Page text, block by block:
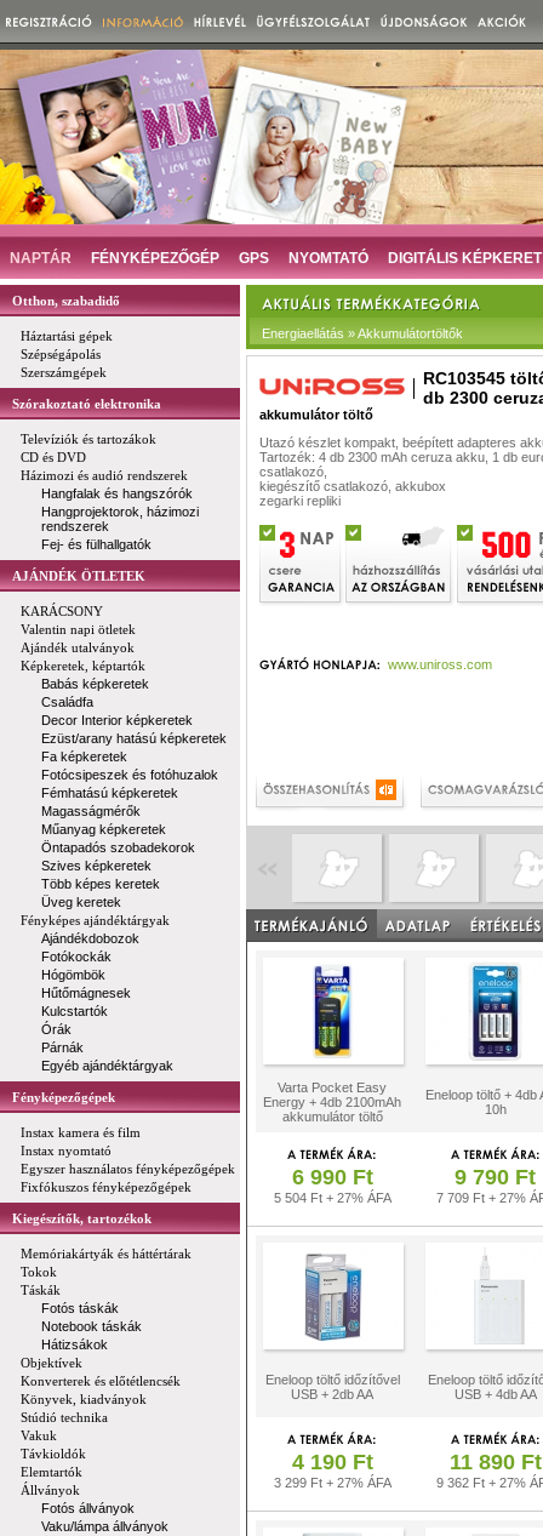
NAPTÁR FÉNYKÉPEZŐGÉP GPS NYOMTATÓ DIGITÁLIS KÉPKERET
Otthon, szabadidő
Háztartási gépek
Szépségápolás
Szerszámgépek
Szórakoztató elektronika
Televíziók és tartozákok
CD és DVD
Házimozi és audió rendszerek
Hangfalak és hangszórók
Hangprojektorok, házimozi
rendszerek
Fej- és fülhallgatók
AJÁNDÉK ÖTLETEK
KARÁCSONY
Valentin napi ötletek
Ajándék utalványok
Képkeretek, képtartók
Babás képkeretek
Családfa
Decor Interior képkeretek
Ezüst/arany hatású képkeretek
Fa képkeretek
Fotócsipeszek és fotóhuzalok
Fémhatású képkeretek
Magasságmérők
Műanyag képkeretek
Öntapadós szobadekorok
Szives képkeretek
Több képes keretek
Üveg keretek
Fényképes ajándéktárgyak
Ajándékdobozok
Fotókockák
Hógömbök
Hűtőmágnesek
Kulcstartók
Órák
Párnák
Egyéb ajándéktárgyak
Fényképezőgépek
Instax kamera és film
Instax nyomtató
Egyszer használatos fényképezőgépek
Fixfókuszos fényképezőgépek
Kiegészítők, tartozékok
Memóriakártyák és háttértárak
Tokok
Táskák
Fotós táskák
Notebook táskák
Hátizsákok
Objektívek
Konverterek és előtétlencsék
Könyvek, kiadványok
Stúdió technika
Vakuk
Távkioldók
Elemtartók
Állványok
Fotós állványok
Vaku/lámpa állványok
Energiaellátás » Akkumulátortöltők
RC103545
db 2300
akkumulátor töltő
Utazó készlet kompakt, beépített adapteres
Tartozék: 4 db 2300 mAh ceruza akku, 1 db
csatlakozó,
kiegészítő csatlakozó, akkubox
zegarki repliki
www.uniross.com
Varta Pocket Easy
Energy + 4db 2100mAh
akkumulátor töltő
Eneloop töltő + 4db
10h
6 990 Ft
5 504 Ft + 27% ÁFA
9 790 Ft
7 709 Ft + 27%
Eneloop töltő időzítővel
USB + 2db AA
Eneloop töltő
USB + 4db AA
4 190 Ft
3 299 Ft + 27% ÁFA
11 890 Ft
9 362 Ft + 27%